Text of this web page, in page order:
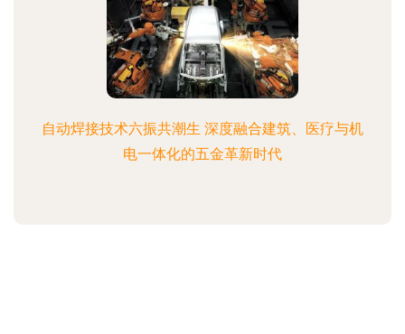
自动焊接技术六振共潮生 深度融合建筑、医疗与机
电一体化的五金革新时代